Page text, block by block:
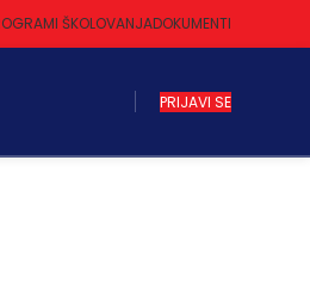
ŠKOLOVANJADOKUMENTI
PRIJAVI SE